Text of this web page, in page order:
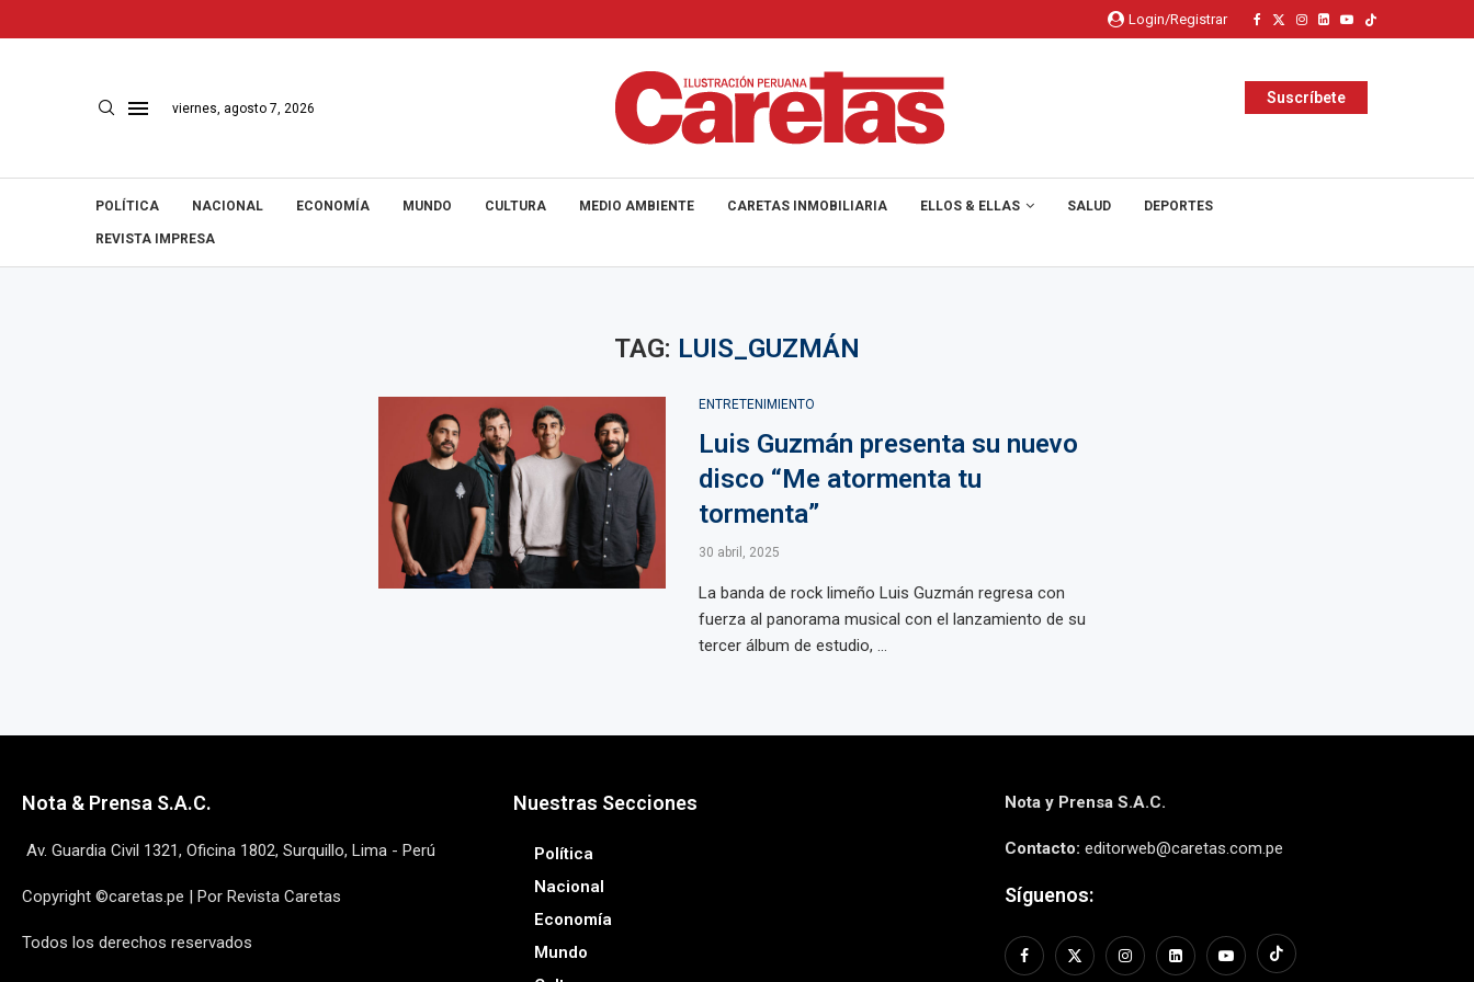
Login/Registrar
viernes, agosto 7, 2026
Suscríbete
POLÍTICA NACIONAL ECONOMÍA MUNDO CULTURA MEDIO AMBIENTE CARETAS INMOBILIARIA ELLOS & ELLAS SALUD DEPORTES
REVISTA IMPRESA
TAG: LUIS_GUZMÁN
ENTRETENIMIENTO
Luis Guzmán presenta su nuevo
disco “Me atormenta tu
tormenta”
30 abril, 2025
La banda de rock limeño Luis Guzmán regresa con
fuerza al panorama musical con el lanzamiento de su
tercer álbum de estudio, ...
Nota & Prensa S.A.C.
Av. Guardia Civil 1321, Oficina 1802, Surquillo, Lima - Perú
Copyright ©caretas.pe | Por Revista Caretas
Todos los derechos reservados
Nuestras Secciones
Política
Nacional
Economía
Mundo
Nota y Prensa S.A.C.
Contacto: editorweb@caretas.com.pe
Síguenos: